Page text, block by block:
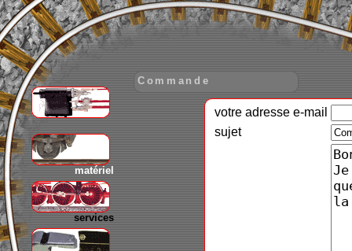
matériel
services
Commande
votre adresse e-mail
sujet